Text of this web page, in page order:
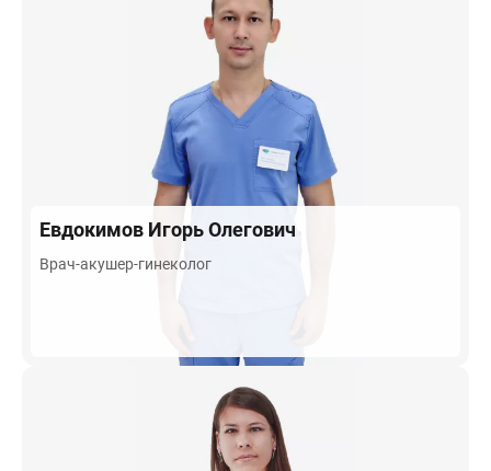
Евдокимов Игорь Олегович
Врач-акушер-гинеколог